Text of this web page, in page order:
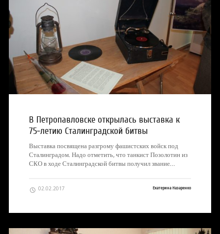
В Петропавловске открылась выставка к
75-летию Сталинградской битвы
Выставка посвящена разгрому фашистских войск под
Сталинградом. Надо отметить, что танкист Позолотин из
СКО в ходе Сталинградской битвы получил звание…
02.02.2017 Екатерина Назаренко